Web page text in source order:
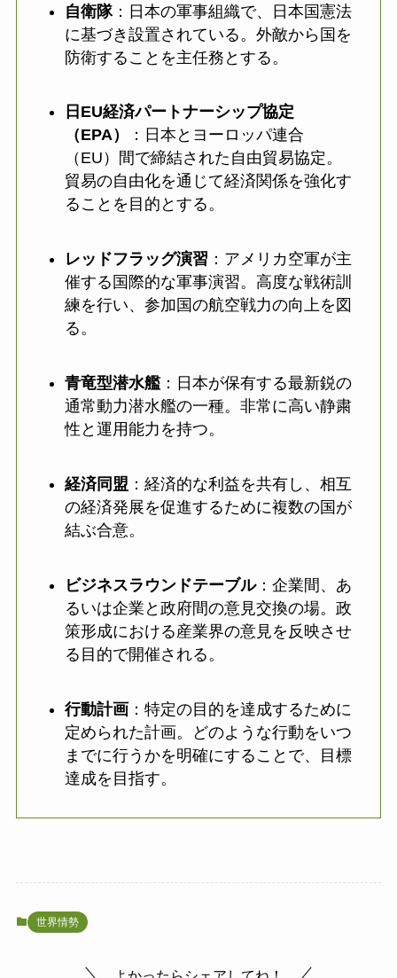
自衛隊：日本の軍事組織で、日本国憲法
に基づき設置されている。外敵から国を
防衛することを主任務とする。
日EU経済パートナーシップ協定
（EPA）
：日本とヨーロッパ連合
（EU）間で締結された自由貿易協定。
貿易の自由化を通じて経済関係を強化す
ることを目的とする。
レッドフラッグ演習 ：アメリカ空軍が主
催する国際的な軍事演習。高度な戦術訓
練を行い、参加国の航空戦力の向上を図
る。
青竜型潜水艦：日本が保有する最新鋭の
通常動力潜水艦の一種。非常に高い静粛
性と運用能力を持つ。
経済同盟 ：経済的な利益を共有し、相互
の経済発展を促進するために複数の国が
結ぶ合意。
ビジネスラウンドテーブル：企業間、あ
るいは企業と政府間の意見交換の場。政
策形成における産業界の意見を反映させ
る目的で開催される。
行動計画：特定の目的を達成するために
定められた計画。どのような行動をいつ
までに行うかを明確にすることで、目標
達成を目指す。
世界情勢